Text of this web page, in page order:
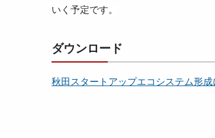
いく予定です。
ダウンロード
秋田スタートアップエコシステム形